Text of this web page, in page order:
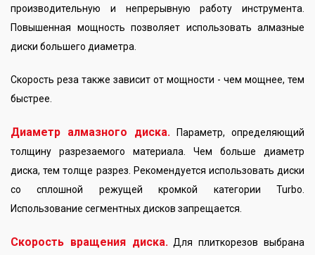
производительную и непрерывную работу инструмента.
Повышенная мощность позволяет использовать алмазные
диски большего диаметра.
Скорость реза также зависит от мощности - чем мощнее, тем
быстрее.
Диаметр алмазного диска.Параметр, определяющий
толщину разрезаемого материала. Чем больше диаметр
диска, тем толще разрез. Рекомендуется использовать диски
со сплошной режущей кромкой категории Turbo.
Использование сегментных дисков запрещается.
Скорость вращения диска. Для плиткорезов выбрана